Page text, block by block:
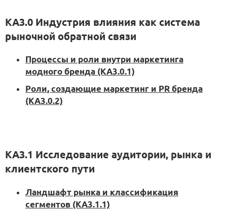
KA3.0 Индустрия влияния как система
рыночной обратной связи
Процессы и роли внутри маркетинга
модного бренда (KA3.0.1)
Роли, создающие маркетинг и PR бренда
(KA3.0.2)
KA3.1 Исследование аудитории, рынка и
клиентского пути
Ландшафт рынка и классификация
сегментов (KA3.1.1)